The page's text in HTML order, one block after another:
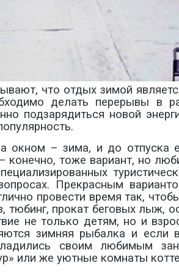
что отдых зимой
делать перерывы в
подзарядиться новой
окном – зима, и до отпуска
конечно, тоже вариант, но
Прекрасным
провести время так,
прокат беговых лыж,
не только детям, но и
зимняя рыбалка и если
своим любимым
или же уютные комнаты